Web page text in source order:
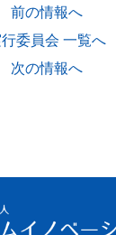
前の情報へ
委員会 一覧へ
次の情報へ